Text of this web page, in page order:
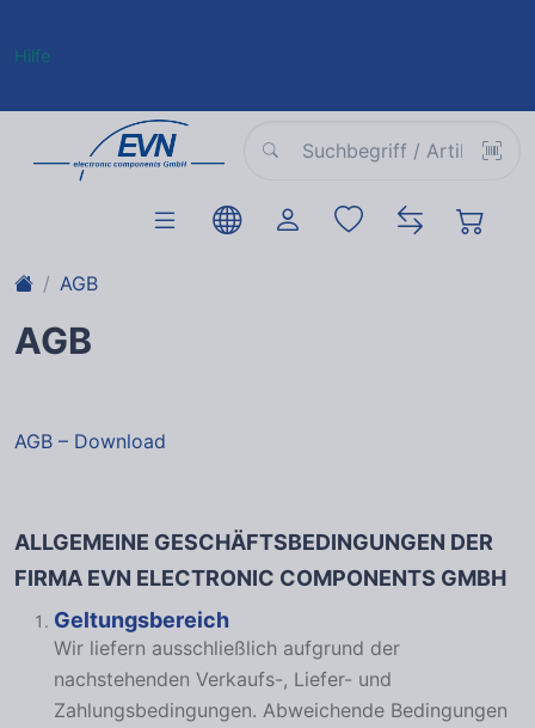
Hilfe
AGB
AGB
AGB – Download
ALLGEMEINE GESCHÄFTSBEDINGUNGEN DER
FIRMA EVN ELECTRONIC COMPONENTS GMBH
Geltungsbereich
Wir liefern ausschließlich aufgrund der
nachstehenden Verkaufs-, Liefer- und
Zahlungsbedingungen. Abweichende Bedingungen